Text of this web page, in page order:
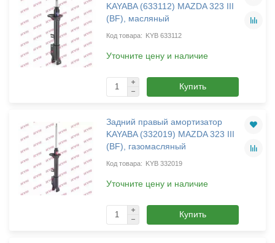
KAYABA (633112) MAZDA 323 III
(BF), масляный
KYB 633112
Уточните цену и наличие
Купить
Задний правый амортизатор
KAYABA (332019) MAZDA 323 III
(BF), газомасляный
KYB 332019
Уточните цену и наличие
Купить